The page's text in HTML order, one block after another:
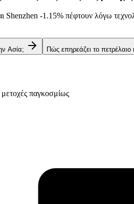
Shenzhen -1.15% πέφτουν λόγω
Ασία; Πώς επηρεάζει το
παγκοσμίως